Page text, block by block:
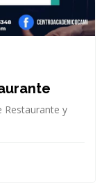
Restaurante y